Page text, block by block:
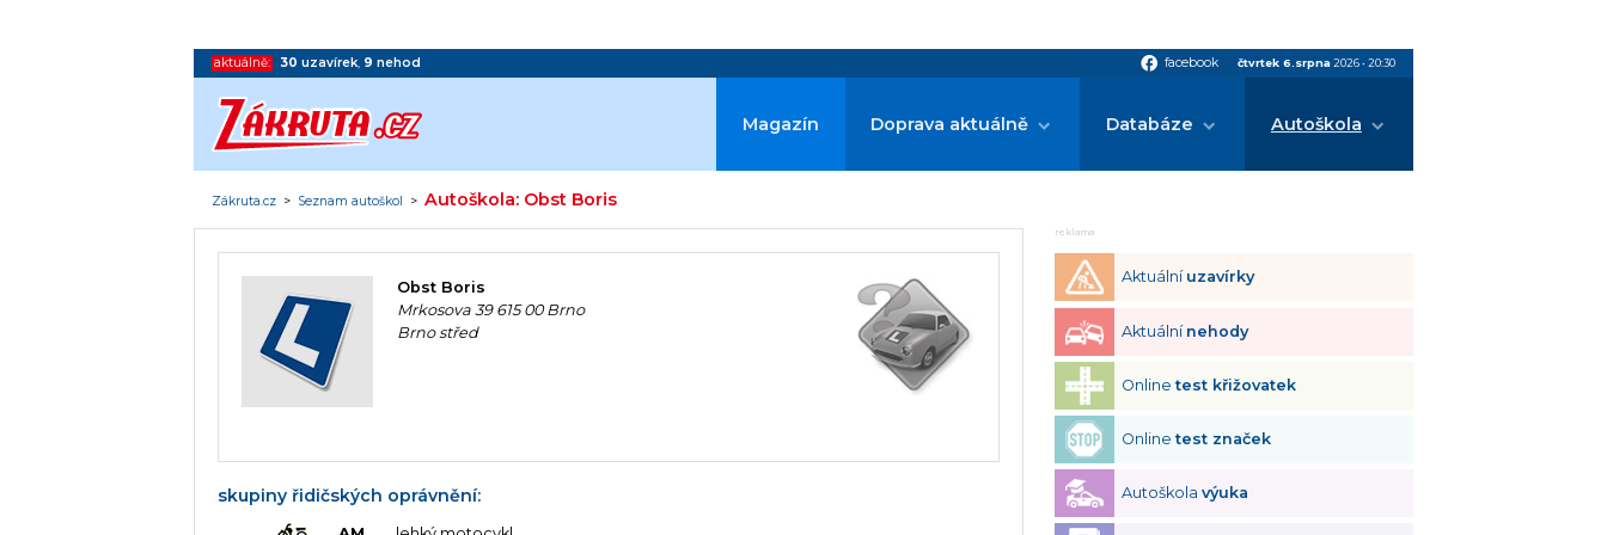
aktuálně: 30 uzavírek, 9 nehod facebook facebook čtvrtek 6.srpna 2026• 20:30
Magazín Doprava aktuálně Databáze Autoškola
Zákruta.cz > Seznam autoškol >Autoškola: Obst Boris
Obst Boris
Mrkosova 39 615 00 Brno
Brno střed
skupiny řidičských oprávnění:
reklama
Aktuální uzavírky
Aktuální nehody
Onlinetest křižovatek
Onlinetest značek
Autoškolavýuka